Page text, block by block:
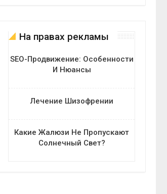
На правах рекламы
SEO-Продвижение: Особенности
И Нюансы
Лечение Шизофрении
Какие Жалюзи Не Пропускают
Солнечный Свет?